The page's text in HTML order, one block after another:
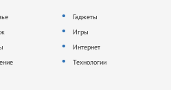
Гаджеты
Игры
Интернет
Технологии